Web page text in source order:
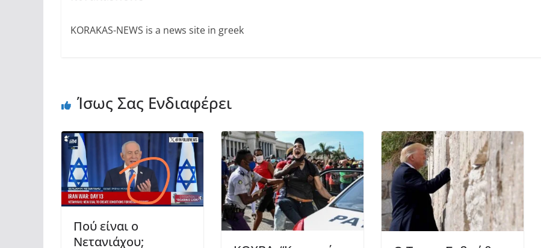
KORAKAS-NEWS is a news site in greek
Ίσως Σας Ενδιαφέρει
Πού είναι ο
Νετανιάχου;